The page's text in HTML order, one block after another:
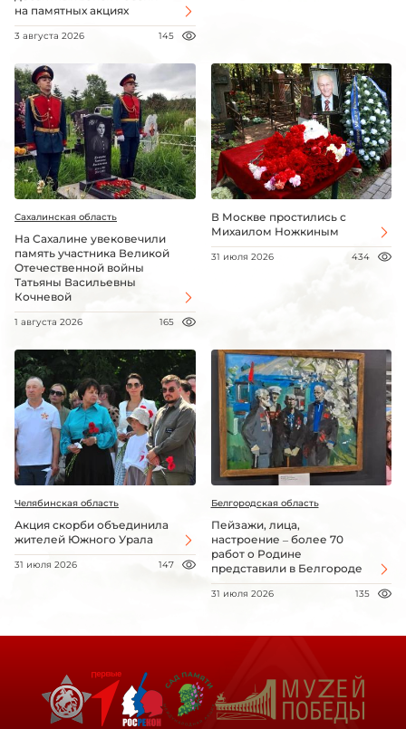
на памятных акциях
3 августа 2026 145
Сахалинская область
На Сахалине увековечили
память участника Великой
Отечественной войны
Татьяны Васильевны
Кочневой
1 августа 2026 165
В Москве простились с
Михаилом Ножкиным
31 июля 2026 434
Челябинская область
Акция скорби объединила
жителей Южного Урала
31 июля 2026 147
Белгородская область
Пейзажи, лица,
настроение – более 70
работ о Родине
представили в Белгороде
31 июля 2026 135